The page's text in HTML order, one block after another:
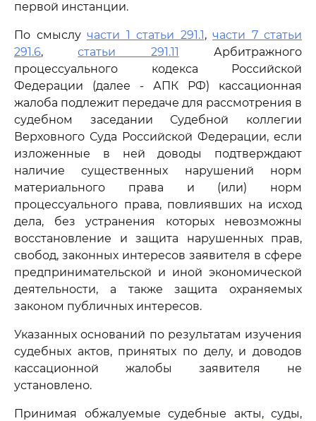
первой инстанции.
По смыслу части 1 статьи 291.1, части 7 статьи
291.6,статьи 291.11 Арбитражного
процессуального кодекса Российской
Федерации (далее - АПК РФ) кассационная
жалоба подлежит передаче для рассмотрения в
судебном заседании Судебной коллегии
Верховного Суда Российской Федерации, если
изложенные в ней доводы подтверждают
наличие существенных нарушений норм
материального права и (или) норм
процессуального права, повлиявших на исход
дела, без устранения которых невозможны
восстановление и защита нарушенных прав,
свобод, законных интересов заявителя в сфере
предпринимательской и иной экономической
деятельности, а также защита охраняемых
законом публичных интересов.
Указанных оснований по результатам изучения
судебных актов, принятых по делу, и доводов
кассационной жалобы заявителя не
установлено.
Принимая обжалуемые судебные акты, суды,